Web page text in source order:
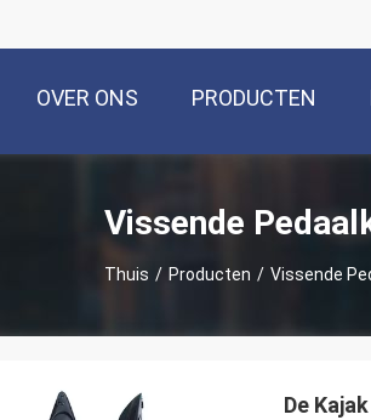
OVER ONS PRODUCTEN
Vissende
Thuis / Producten / Vissende
De